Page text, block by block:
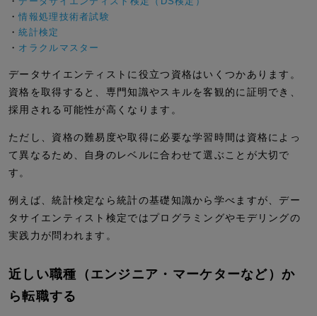
・情報処理技術者試験
・統計検定
・ オラクルマスター
データサイエンティストに役立つ資格はいくつかあります。
資格を取得すると、専門知識やスキルを客観的に証明でき、
採用される可能性が高くなります。
ただし、資格の難易度や取得に必要な学習時間は資格によっ
て異なるため、自身のレベルに合わせて選ぶことが大切で
す。
例えば、統計検定なら統計の基礎知識から学べますが、デー
タサイエンティスト検定ではプログラミングやモデリングの
実践力が問われます。
近しい職種（エンジニア・マーケターなど）か
ら転職する